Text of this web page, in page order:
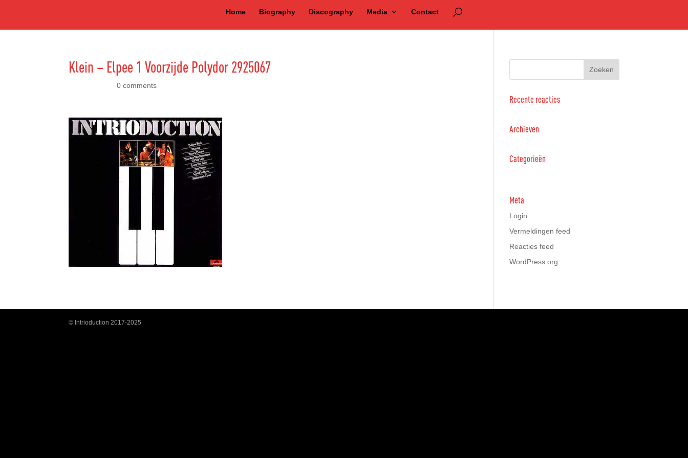
Home Biography Discography Media Contact
Klein – Elpee 1 Voorzijde Polydor 2925067
|0 comments
Recente reacties
Archieven
Categorieën
Meta
Login
Vermeldingen feed
Reacties feed
WordPress.org
© Intrioduction 2017-2025